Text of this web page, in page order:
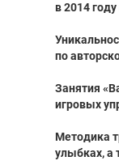
в 2014
по
Занятия
игровых
Методика
улыбках, а